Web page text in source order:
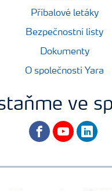
Příbalové letáky
Bezpečnostní listy
Dokumenty
O společnosti Yara
ve
facebookyoutubelinkedin